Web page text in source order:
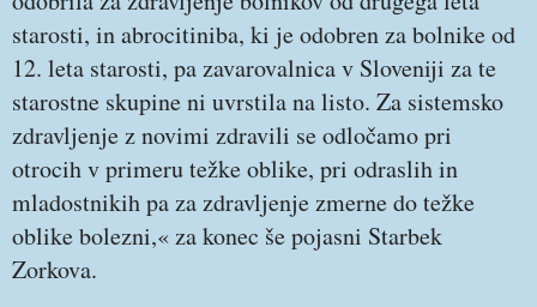
starosti, in abrocitiniba, ki je odobren za bolnike od
12. leta starosti, pa zavarovalnica v Sloveniji za te
starostne skupine ni uvrstila na listo. Za sistemsko
zdravljenje z novimi zdravili se odločamo pri
otrocih v primeru težke oblike, pri odraslih in
mladostnikih pa za zdravljenje zmerne do težke
oblike bolezni,« za konec še pojasni Starbek
Zorkova.